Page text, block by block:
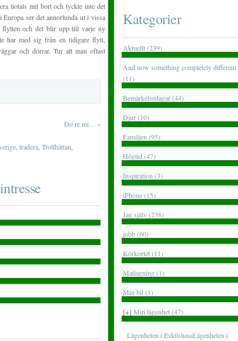
tiotals mil bort och tyckte inte det
ser det annorlunda ut i vissa
flytten och det blir upp till varje ny
har med sig från en tidigare flytt,
och dörrar. Tur att man oftast
Do re mi… »
tradera Trollhättan
Kategorier
Aktuellt (239)
And now something completely different
(11)
Bemärkelsedagar (44)
Djur (10)
Familjen (95)
Högtid (47)
Inspiration (3)
iPhone (15)
Jag själv (238)
jobb (60)
Körkortet (11)
Matlagning (1)
Min bil (1)
[+] Min lägenhet (47)
Lägenheten i EskilstunaLägenheten i